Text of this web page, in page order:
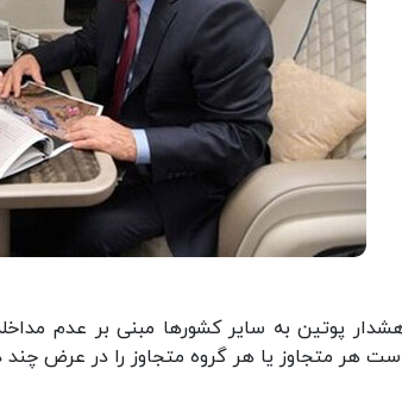
پوتین به سایر کشورها مبنی بر عدم
هر متجاوز یا هر گروه متجاوز را در عرض